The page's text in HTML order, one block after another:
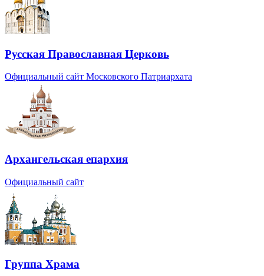
Русская Православная Церковь
Официальный сайт Московского Патриархата
Архангельская епархия
Официальный сайт
Группа Храма